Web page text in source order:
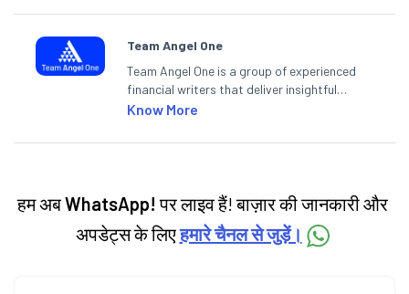
Team Angel One
Team Angel One is a group of experienced
financial writers that deliver insightful
articles on the stock market, IPO, economy,
categories.
Know More
हम अबWhatsApp! पर लाइव हैं! बाज़ार की जानकारी और
अपडेट्स के लिएहमारे चैनल से जुड़ें।